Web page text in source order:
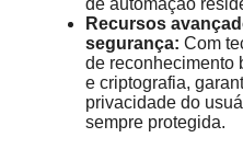
de automação
Recursos
segurança: Com
de reconhecimento
e criptografia,
privacidade do
sempre protegida.